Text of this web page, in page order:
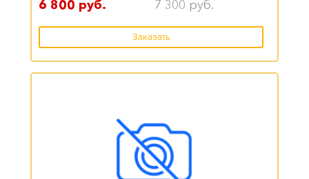
6 800 руб. 7 300 руб.
Заказать